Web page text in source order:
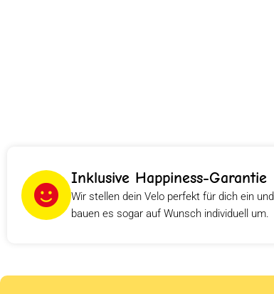
Inklusive Happiness-Garantie
Wir stellen dein Velo perfekt für dich ein und
bauen es sogar auf Wunsch individuell um.